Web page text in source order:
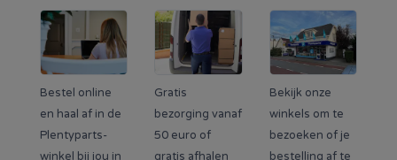
Bestel online
en haal af in de
Plentyparts-
winkel bij jou in
Gratis
bezorging vanaf
50 euro of
gratis afhalen
Bekijk onze
winkels om te
bezoeken of je
bestelling af te